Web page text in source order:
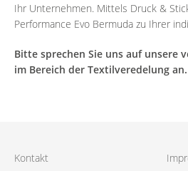
Ihr Unternehmen. Mittels Druck &
Performance Evo Bermuda zu Ihrer
Bitte sprechen Sie uns auf unsere
im Bereich der Textilveredelung an.
Kontakt